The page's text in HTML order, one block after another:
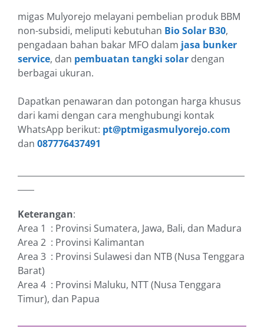
migas Mulyorejo melayani pembelian produk BBM
non-subsidi, meliputi kebutuhan Bio Solar B30,
pengadaan bahan bakar MFO dalam jasa bunker
service, dan pembuatan tangki solar dengan
berbagai ukuran.
Dapatkan penawaran dan potongan harga khusus
dari kami dengan cara menghubungi kontak
WhatsApp berikut: pt@ptmigasmulyorejo.com
dan 087776437491
Keterangan:
Area 1 : Provinsi Sumatera, Jawa, Bali, dan Madura
Area 2 : Provinsi Kalimantan
Area 3 : Provinsi Sulawesi dan NTB (Nusa Tenggara
Barat)
Area 4 : Provinsi Maluku, NTT (Nusa Tenggara
Timur), dan Papua